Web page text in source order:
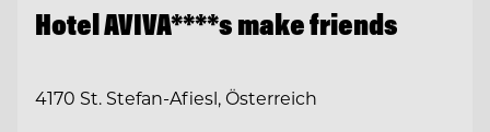
Hotel AVIVA****s make friends
4170 St. Stefan-Afiesl, Österreich